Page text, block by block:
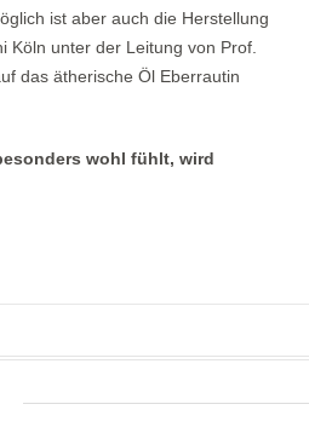
ist aber auch die Herstellung
Köln unter der Leitung von Prof.
das ätherische Öl Eberrautin
wohl fühlt, wird